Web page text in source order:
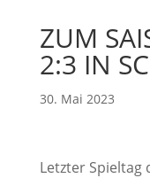
ZUM
2:3 IN
30. Mai 2023
Letzter Spieltag